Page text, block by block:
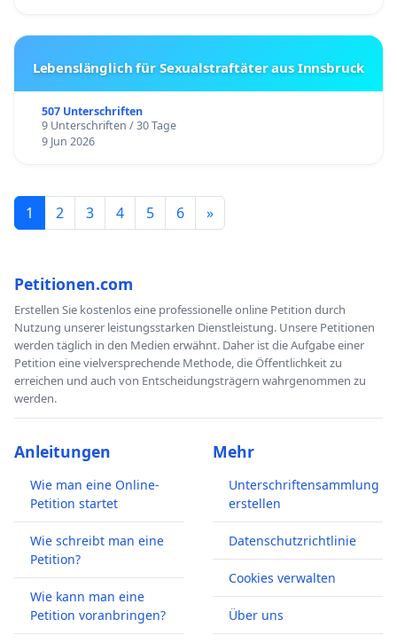
Lebenslänglich für Sexualstraftäter aus Innsbruck
507 Unterschriften
9 Unterschriften / 30 Tage
9 Jun 2026
1 2 3 4 5 6 »
Petitionen.com
Erstellen Sie kostenlos eine professionelle online Petition durch
Nutzung unserer leistungsstarken Dienstleistung. Unsere Petitionen
werden täglich in den Medien erwähnt. Daher ist die Aufgabe einer
Petition eine vielversprechende Methode, die Öffentlichkeit zu
erreichen und auch von Entscheidungsträgern wahrgenommen zu
werden.
Anleitungen
Wie man eine Online-
Petition startet
Wie schreibt man eine
Petition?
Wie kann man eine
Petition voranbringen?
Mehr
Unterschriftensammlung
erstellen
Datenschutzrichtlinie
Cookies verwalten
Über uns